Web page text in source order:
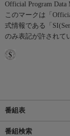
Official Program Data
このマークは「
式情報である「
のみ表記が許されて
番組表
番組検索